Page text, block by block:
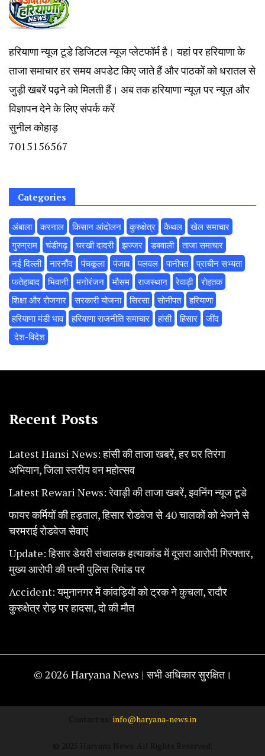
हरियाणा न्यूज टूडे डिजिटल न्यूज प्लेटफॉर्म है। यहां पर हरियाणा के
ताजा समाचार हर समय अपडेट किए जाते हैं और पाठकों को धरातल से
जुड़ी खबरें पढ़ने को मिलती हैं। अब तक हरियाणा न्यूज़ पर न्यूज़ और
विज्ञापन देने के लिए संपर्क करें
सुनील कोहाड़
7015156567
Categories
अंबाला करनाल किसान आंदोलन कुरुक्षेत्र कैथल
खेल समाचार
गुरुग्राम
चंडीगढ़ चरखी दादरी झज्जर डबवाली
ताजा समाचार
नई दिल्ली
नारनौंद पंचकूला पंजाब पलवल पानीपत
प्राचीन सभ्यता
फतेहाबाद
भिवानी मनोरंजन मौसम राजस्थान रेवाड़ी
रोहतक
शिक्षा और रोजगार
सरकारी योजना सिरसा सोनीपत
हरियाणा
हरियाणा मंडी भाव
हरियाणा राजनीति समाचार हांसी हिसार
‌जींद
‌ देश-विदेश
Recent Posts
Latest Hansi News: हांसी की ताजा खबरें, हर घर तिरंगा
अभियान, जिला स्तरीय वन महोत्सव
Latest Rewari News: रेवाड़ी की ताजा खबरें, इवनिंग न्यूज टूडे
फायर कर्मियों की हड़ताल, हिसार रोडवेज से 40 चालकोें को भेजने से
चरमराई रोडवेज सेवाएं
Update: हिसार डेयरी संचालक हत्याकांड में दूसरा आरोपी गिरफ्तार,
मुख्य आरोपी की पत्नी पुलिस रिमांड पर
Accident: यमुनानगर में कांवड़ियों को ट्रक ने कुचला, रादौर
कुरुक्षेत्र रोड़ पर हादसा, दो की मौत
© 2026 Haryana News | सभी अधिकार सुरक्षित।
info@haryana-news.in